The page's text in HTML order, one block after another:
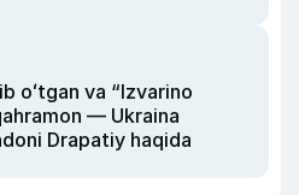
oʻtgan va “Izvarino
— Ukraina
Drapatiy haqida